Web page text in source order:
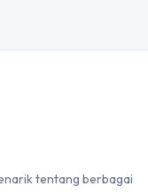
tentang berbagai